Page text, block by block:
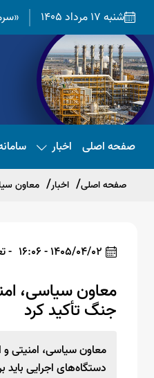
شنبه 17 مرداد 1405
صفحه اصلی اخبار
صفحه اصلی اخبار معاون
1405/04/02 - 16:06
-
معاون سیاسی،
جنگ تأکید کرد
معاون سیاسی، امنیتی
دستگاه‌های اجرایی